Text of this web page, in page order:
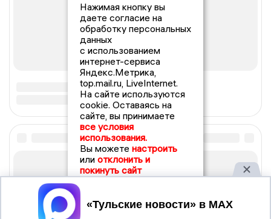
Нажимая кнопку вы
даете согласие на
обработку персональных
данных
с использованием
интернет-сервиса
Яндекс.Метрика,
top.mail.ru, LiveInternet.
На сайте используются
cookie. Оставаясь на
сайте, вы принимаете
все условия
использования.
Вы можете настроить
или отклонить и
покинуть сайт
Принять